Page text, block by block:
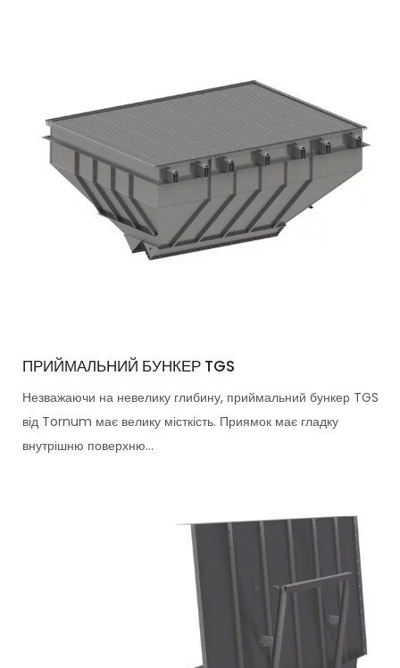
ПРИЙМАЛЬНИЙ БУНКЕР TGS
Незважаючи на невелику глибину, приймальний бункер TGS
від Tornum має велику місткість. Приямок має гладку
внутрішню поверхню...